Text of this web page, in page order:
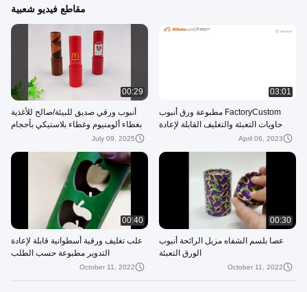
مقاطع فيديو شعبية
03:01
FactoryCustom مطبوعة ورق أنبوب
حاويات التعبئة والتغليف القابلة لإعادة
April 06, 2023
00:29
أنبوب ورقي صديق للبيئة/صالح للأغذية
بغطاء ألومنيوم وغطاء بلاستيكي بأحجام
July 09, 2025
00:30
عصا بلسم الشفاه مزيل الرائحة أنبوب
الورق التعبئة
October 11, 2022
00:40
علب تغليف ورقية أسطوانية قابلة لإعادة
التدوير مطبوعة حسب الطلب
October 11, 2022